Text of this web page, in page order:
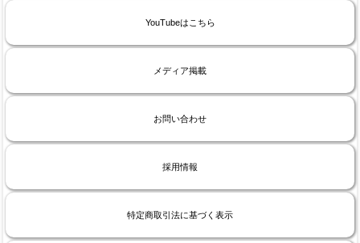
YouTubeはこちら
メディア掲載
お問い合わせ
採用情報
特定商取引法に基づく表示